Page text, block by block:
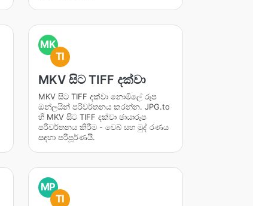
MK
TI
MKV සිට TIFF දක්වා
MKV සිට TIFF දක්වා නොමිලේ රූප
ඔන්ලයින් පරිවර්තනය කරන්න. JPG.to
හි MKV සිට TIFF දක්වා ඡායාරූප
පරිවර්තනය කිරීම - වෙබ් සහ මුද් රණය
සඳහා පරිපූර්ණයි.
MP
TI